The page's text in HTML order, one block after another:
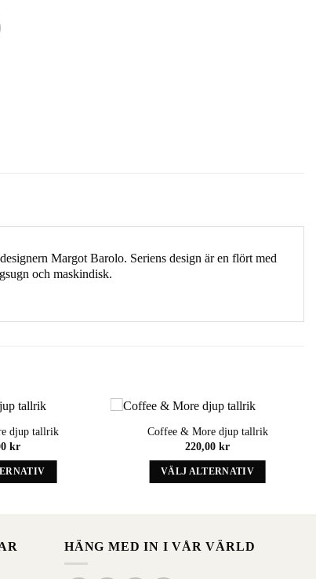
Margot Barolo. Seriens design är en flört med
och maskindisk.
djup tallrik
kr
Coffee & More djup tallrik
220,00kr
VÄLJ ALTERNATIV
alternativ
som
HÄNG MED IN I VÅR VÄRLD